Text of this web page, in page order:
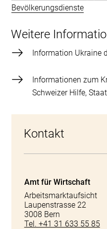
Bevölkerungsdienste
Weitere
Information Ukraine
Informationen zum
Schweizer Hilfe,
Kontakt
Amt für Wirtschaft
Arbeitsmarktaufsicht
Laupenstrasse 22
3008 Bern
Tel. +41 31 633 55 85